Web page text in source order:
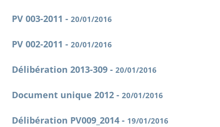
PV 003-2011 - 20/01/2016
PV 002-2011 - 20/01/2016
Délibération 2013-309 - 20/01/2016
Document unique 2012 - 20/01/2016
Délibération PV009_2014 - 19/01/2016